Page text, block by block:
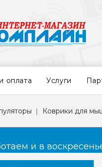
оплата Услуги
Коврики для
и в